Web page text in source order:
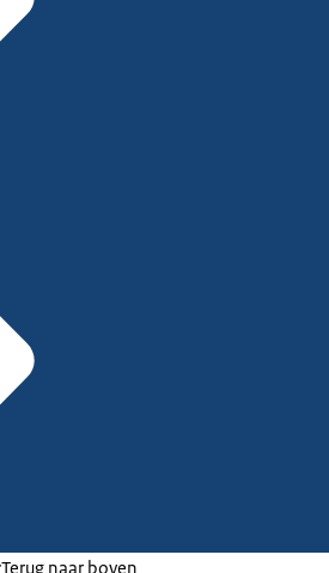
Terug naar boven